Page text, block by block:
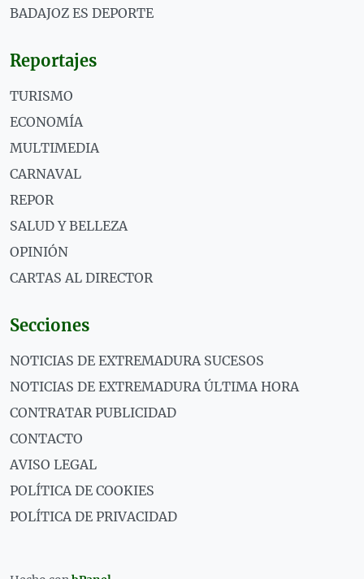
BADAJOZ ES DEPORTE
Reportajes
TURISMO
ECONOMÍA
MULTIMEDIA
CARNAVAL
REPOR
SALUD Y BELLEZA
OPINIÓN
CARTAS AL DIRECTOR
Secciones
NOTICIAS DE EXTREMADURA SUCESOS
NOTICIAS DE EXTREMADURA ÚLTIMA HORA
CONTRATAR PUBLICIDAD
CONTACTO
AVISO LEGAL
POLÍTICA DE COOKIES
POLÍTICA DE PRIVACIDAD